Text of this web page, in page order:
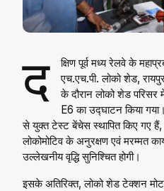
द
क्षिण पूर्व मध्य रेलवे के
एच.एच.पी. लोको शेड, रायपुर
के दौरान लोको शेड परिसर
E6 का उद्घाटन किया
से युक्त टेस्ट बेंचेस स्थापित किए गए हैं,
लोकोमोटिव के अनुरक्षण एवं मरम्मत
उल्लेखनीय वृद्धि सुनिश्चित होगी।
इसके अतिरिक्त, लोको शेड टेक्शन